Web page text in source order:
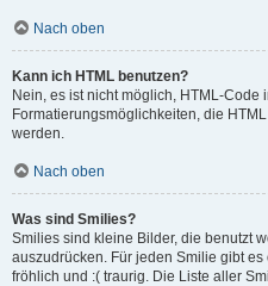
Nach oben
Kann ich HTML benutzen?
Nein, es ist nicht möglich, HTML-
Formatierungsmöglichkeiten, die
werden.
Nach oben
Was sind Smilies?
Smilies sind kleine Bilder, die benutzt
auszudrücken. Für jeden Smilie gibt
fröhlich und :( traurig. Die Liste aller